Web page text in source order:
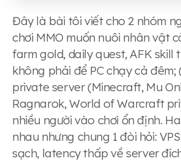
Đây là bài tôi viết cho 2 nhóm
chơi MMO muốn nuôi nhân vật
farm gold, daily quest, AFK skill
không phải để PC chạy cả đêm;
private server (Minecraft, Mu
Ragnarok, World of Warcraft
nhiều người vào chơi ổn định.
nhau nhưng chung 1 đòi hỏi:
sạch, latency thấp về server